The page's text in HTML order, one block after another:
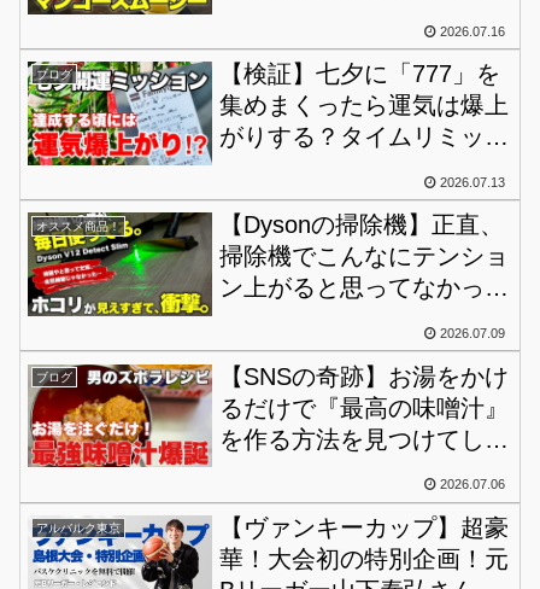
ムージー解禁！
2026.07.16
ブログ
【検証】七夕に「777」を
集めまくったら運気は爆上
がりする？タイムリミット
2026.07.13
オススメ商品！
【Dysonの掃除機】正直、
掃除機でこんなにテンショ
ン上がると思ってなかっ
掃除機”の意味！
2026.07.09
ブログ
【SNSの奇跡】お湯をかけ
るだけで『最高の味噌汁』
を作る方法を見つけてしま
2026.07.06
アルバルク東京
【ヴァンキーカップ】超豪
華！大会初の特別企画！元